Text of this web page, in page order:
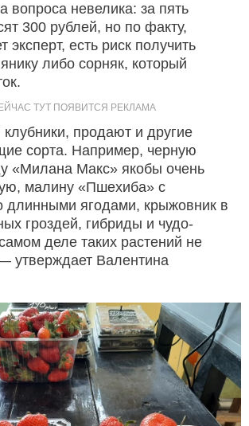
невелика: за пять
300 рублей, но по факту,
эксперт, есть риск получить
либо сорняк, который
продают и другие
сорта. Например, черную
«Милана Макс» якобы очень
малину «Пшехиба» с
длинными ягодами, крыжовник в
гроздей, гибриды и чудо-
деле таких растений не
утверждает Валентина